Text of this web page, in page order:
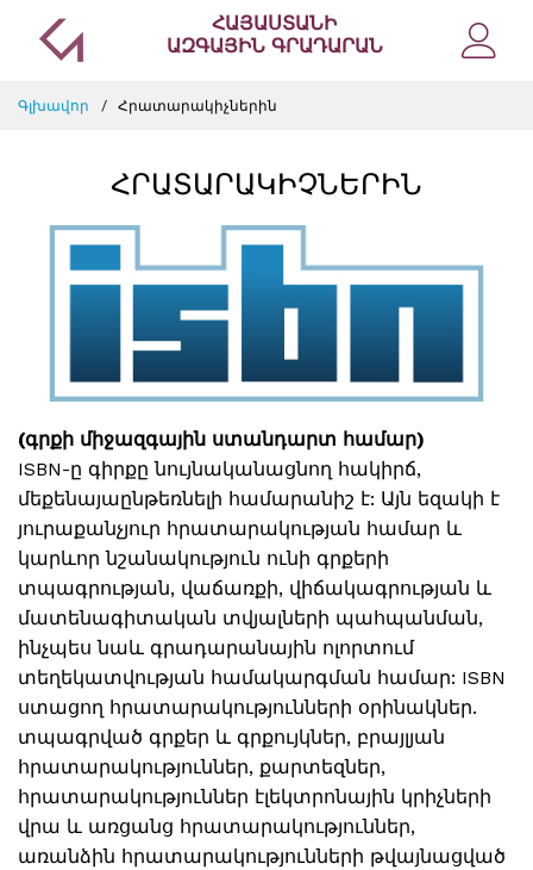
ՀԱՅԱՍՏԱՆԻ
ԱԶԳԱՅԻՆ ԳՐԱԴԱՐԱՆ
Գլխավոր Հրատարակիչներին
ՀՐԱՏԱՐԱԿԻՉՆԵՐԻՆ
(գրքի միջազգային ստանդարտ համար)
ISBN-ը գիրքը նույնականացնող հակիրճ,
մեքենայաընթեռնելի համարանիշ է: Այն եզակի է
յուրաքանչյուր հրատարակության համար և
կարևոր նշանակություն ունի գրքերի
տպագրության, վաճառքի, վիճակագրության և
մատենագիտական տվյալների պահպանման,
ինչպես նաև գրադարանային ոլորտում
տեղեկատվության համակարգման համար: ISBN
ստացող հրատարակությունների օրինակներ.
տպագրված գրքեր և գրքույկներ, բրայլյան
հրատարակություններ, քարտեզներ,
հրատարակություններ էլեկտրոնային կրիչների
վրա և առցանց հրատարակություններ,
առանձին հրատարակությունների թվայնացված